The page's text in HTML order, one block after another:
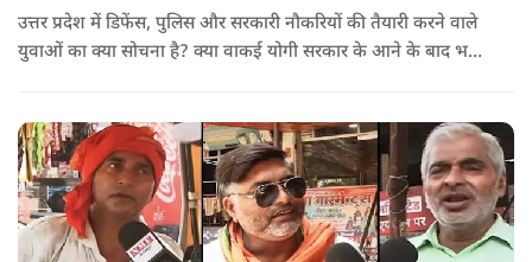
उत्तर प्रदेश में डिफेंस, पुलिस और सरकारी नौकरियों की तैयारी करने वाले
युवाओं का क्या सोचना है? क्या वाकई योगी सरकार के आने के बाद भर्ती
फिजिकल कोचिंग संचालक गौरव शर्मा से विस्तृत चर्चा की है।